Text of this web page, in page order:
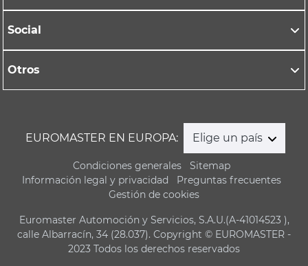
Social
Otros
EUROMASTER EN EUROPA: Elige un país
Condiciones generales
Sitemap
Información legal y privacidad
Preguntas frecuentes
Gestión de cookies
Euromaster Automoción y Servicios, S.A.U.(A-41014523 ),
calle Albarracín, 34 (28.037). Copyright © EUROMASTER -
2023 Todos los derechos reservados